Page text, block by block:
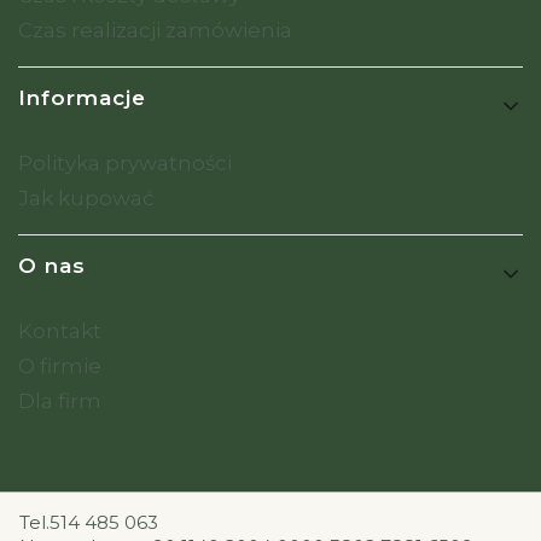
Czas realizacji zamówienia
Informacje
Polityka prywatności
Jak kupować
O nas
Kontakt
O firmie
Dla firm
Tel.514 485 063